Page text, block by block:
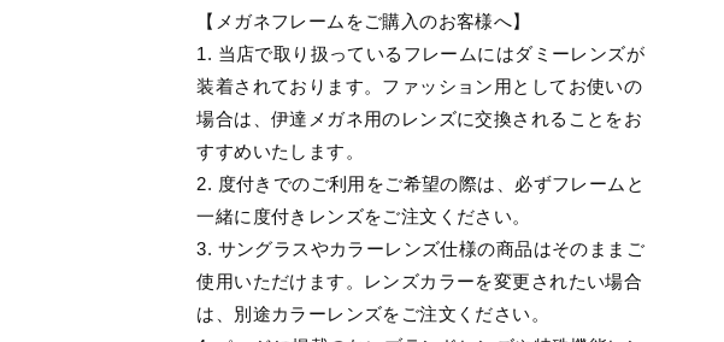
【メガネフレームをご購入のお客様へ】
1. 当店で取り扱っているフレームにはダミーレンズが
装着されております。ファッション用としてお使いの
場合は、伊達メガネ用のレンズに交換されることをお
すすめいたします。
2. 度付きでのご利用をご希望の際は、必ずフレームと
一緒に度付きレンズをご注文ください。
3. サングラスやカラーレンズ仕様の商品はそのままご
使用いただけます。レンズカラーを変更されたい場合
は、別途カラーレンズをご注文ください。